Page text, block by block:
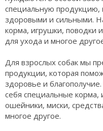
специальную продукцию,
здоровыми и сильными.
корма, игрушки, поводки
для ухода и многое
Для взрослых собак мы
продукции, которая
здоровье и
себя специальные корма,
ошейники, миски,
многое другое.